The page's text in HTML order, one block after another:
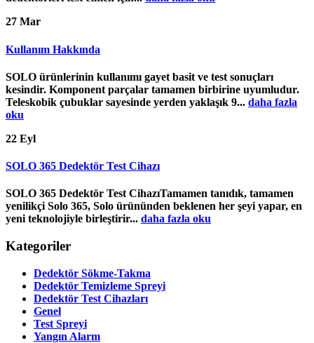
27 Mar
Kullanım Hakkında
SOLO ürünlerinin kullanımı gayet basit ve test sonuçları
kesindir. Komponent parçalar tamamen birbirine uyumludur.
Teleskobik çubuklar sayesinde yerden yaklaşık 9... daha fazla
oku
22 Eyl
SOLO 365 Dedektör Test Cihazı
SOLO 365 Dedektör Test CihazıTamamen tanıdık, tamamen
yenilikçi Solo 365, Solo ürününden beklenen her şeyi yapar, en
yeni teknolojiyle birleştirir... daha fazla oku
Kategoriler
Dedektör Sökme-Takma
Dedektör Temizleme Spreyi
Dedektör Test Cihazları
Genel
Test Spreyi
Yangın Alarm